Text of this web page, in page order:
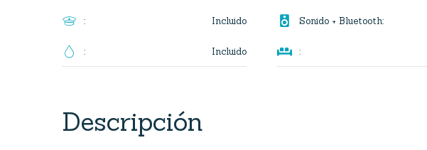
: Incluido
: Incluido
 Sonido + Bluetooth:
 :
Descripción